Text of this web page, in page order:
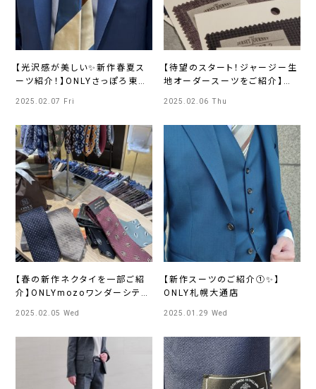
【光沢感が美しい✨新作春夏ス
ーツ紹介！】ONLYさっぽろ東急
2025.02.07 Fri
【待望のスタート！ジャージー生
地オーダースーツをご紹介】
2025.02.06 Thu
【春の新作ネクタイを一部ご紹
介】ONLYmozoワンダーシティ
2025.02.05 Wed
【新作スーツのご紹介①✨】
ONLY札幌大通店
2025.01.29 Wed